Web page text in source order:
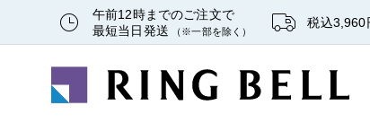
午前12時までのご注文で
最短当日発送
（※一部を除く）
税込3,960